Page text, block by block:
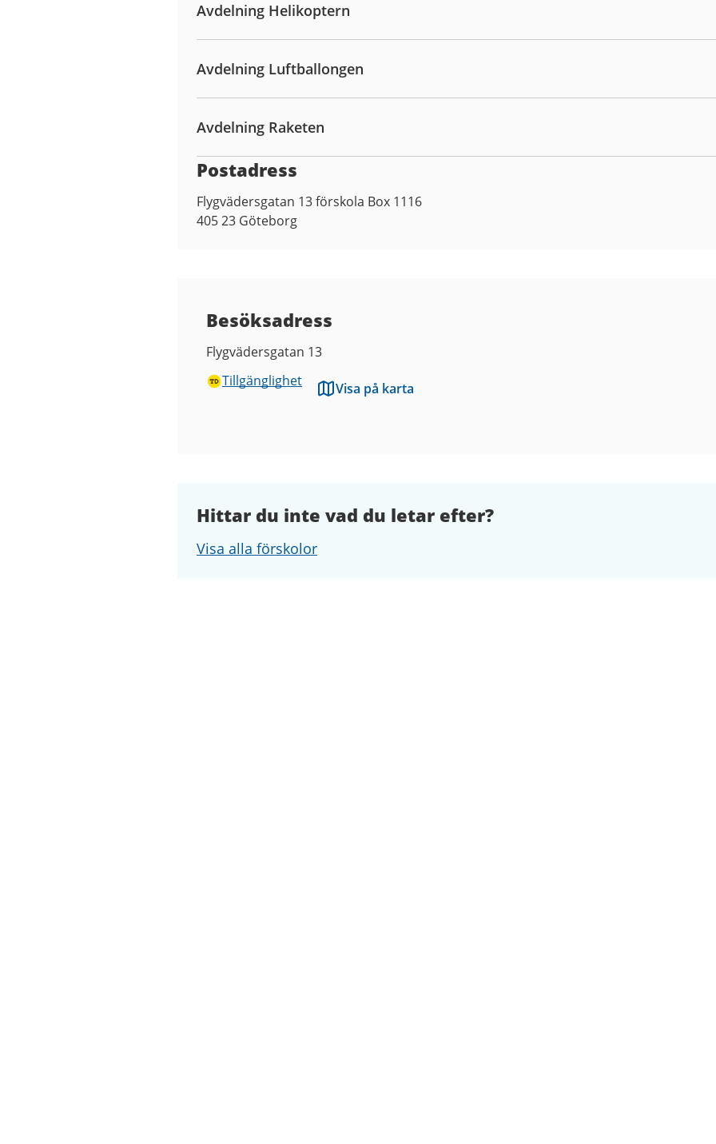
Avdelning Helikoptern
Avdelning Luftballongen
Avdelning Raketen
Postadress
Flygvädersgatan 13 förskola Box 1116
405 23 Göteborg
Besöksadress
Flygvädersgatan 13
Tillgänglighet
Visa på karta
Hittar du inte vad du letar efter?
Visa alla förskolor